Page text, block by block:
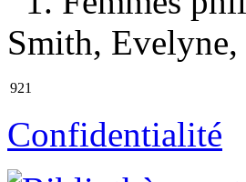
Smith,
921
Confidentialité